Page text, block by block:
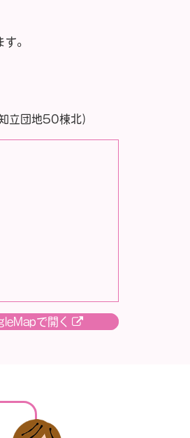
。
知立団地50棟北）
で開く